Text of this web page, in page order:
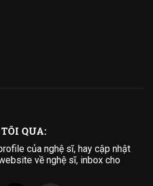
QUA:
của nghệ sĩ, hay cập nhật
về nghệ sĩ, inbox cho